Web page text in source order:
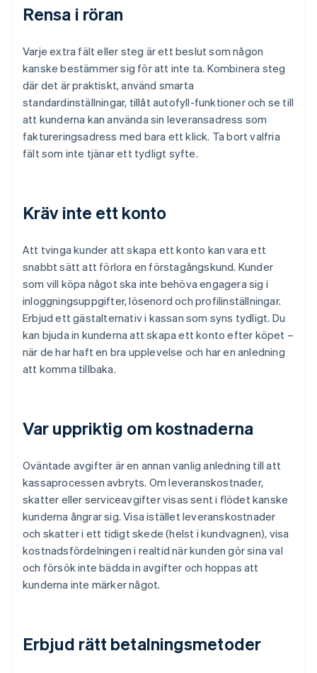
Rensa i röran
Varje extra fält eller steg är ett beslut som någon
kanske bestämmer sig för att inte ta. Kombinera steg
där det är praktiskt, använd smarta
standardinställningar, tillåt autofyll-funktioner och se till
att kunderna kan använda sin leveransadress som
faktureringsadress med bara ett klick. Ta bort valfria
fält som inte tjänar ett tydligt syfte.
Kräv inte ett konto
Att tvinga kunder att skapa ett konto kan vara ett
snabbt sätt att förlora en förstagångskund. Kunder
som vill köpa något ska inte behöva engagera sig i
inloggningsuppgifter, lösenord och profilinställningar.
Erbjud ett gästalternativ i kassan som syns tydligt. Du
kan bjuda in kunderna att skapa ett konto efter köpet –
när de har haft en bra upplevelse och har en anledning
att komma tillbaka.
Var uppriktig om kostnaderna
Oväntade avgifter är en annan vanlig anledning till att
kassaprocessen avbryts. Om leveranskostnader,
skatter eller serviceavgifter visas sent i flödet kanske
kunderna ångrar sig. Visa istället leveranskostnader
och skatter i ett tidigt skede (helst i kundvagnen), visa
kostnadsfördelningen i realtid när kunden gör sina val
och försök inte bädda in avgifter och hoppas att
kunderna inte märker något.
Erbjud rätt betalningsmetoder